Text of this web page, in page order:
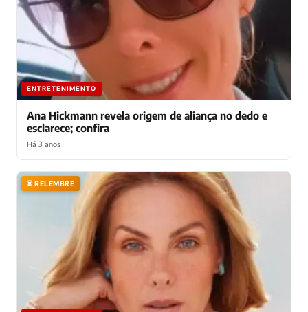
ENTRETENIMENTO
Ana Hickmann revela origem de aliança no dedo e
esclarece; confira
Há 3 anos
⏳ RELEMBRE